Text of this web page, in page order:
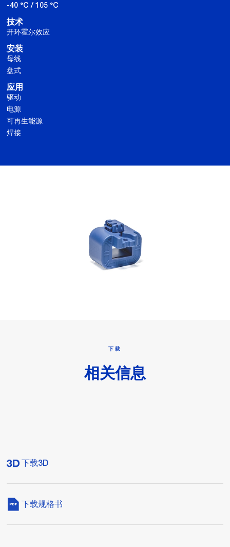
-40 °C / 105 °C
技术
开环霍尔效应
安装
母线
盘式
应用
驱动
电源
可再生能源
焊接
下载
相关信息
下载3D
下载规格书